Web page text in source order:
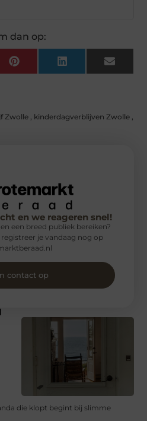
dan op:
Pinterest LinkedIn Email
Zwolle , kinderdagverblijven Zwolle ,
die klopt begint bij slimme
en we reageren snel!
een breed publiek bereiken?
je vandaag nog op
contact op